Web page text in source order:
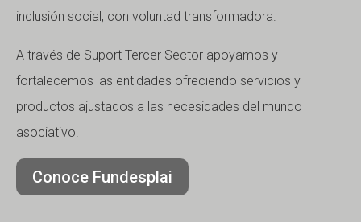
inclusión social, con voluntad transformadora.
A través de Suport Tercer Sector apoyamos y
fortalecemos las entidades ofreciendo servicios y
productos ajustados a las necesidades del mundo
asociativo.
Conoce Fundesplai